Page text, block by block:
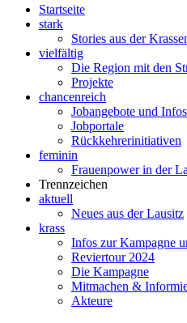
Startseite
stark
Stories aus der
vielfältig
Die Region mit den
Projekte
chancenreich
Jobangebote und
Jobportale
Rückkehrerinitiativen
feminin
Frauenpower in der
Trennzeichen
aktuell
Neues aus der Lausitz
krass
Infos zur Kampagne
Reviertour 2024
Die Kampagne
Mitmachen &
Akteure